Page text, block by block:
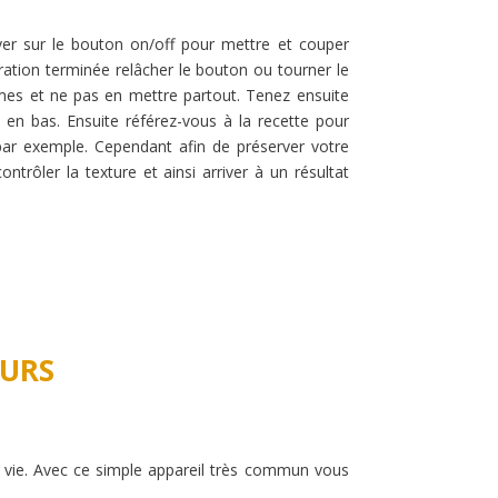
sur le bouton on/off pour mettre et couper
terminée relâcher le bouton ou tourner le
et ne pas en mettre partout. Tenez ensuite
bas. Ensuite référez-vous à la recette pour
exemple. Cependant afin de préserver votre
la texture et ainsi arriver à un résultat
Avec ce simple appareil très commun vous